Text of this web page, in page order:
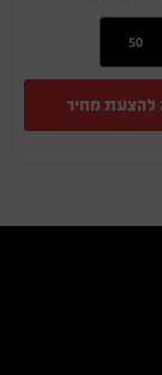
להצעת מחיר